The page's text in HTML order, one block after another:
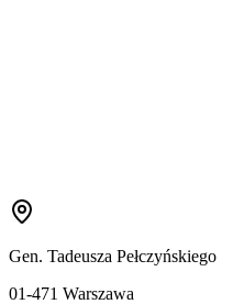
Gen. Tadeusza Pełczyńskiego
01-471 Warszawa